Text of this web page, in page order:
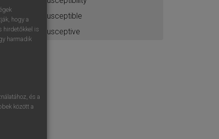
susceptible
susceptive
hogy a
hirdetőkkel is
harmadik
és a
között a